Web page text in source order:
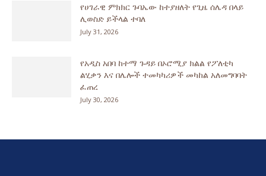
የሀገራዊ ምክክር ጉባኤው ከተያዘለት የጊዜ ሰሌዳ በላይ
ሊወስድ ይችላል ተባለ
July 31, 2026
የአዲስ አበባ ከተማ ጉዳይ በኦሮሚያ ክልል የፖለቲካ
ልሂቃን እና በሌሎች ተመካካሪዎች መካከል አለመግባባት
ፈጠረ
July 30, 2026